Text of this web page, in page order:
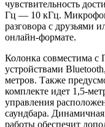
чувствительность
Гц — 10 кГц. Микрофон
разговора с друзьями
онлайн-формате.
Колонка совместима
устройствами
метров. Также
комплекте идет 1,5-
управления
саундбара.
работы обеспечит